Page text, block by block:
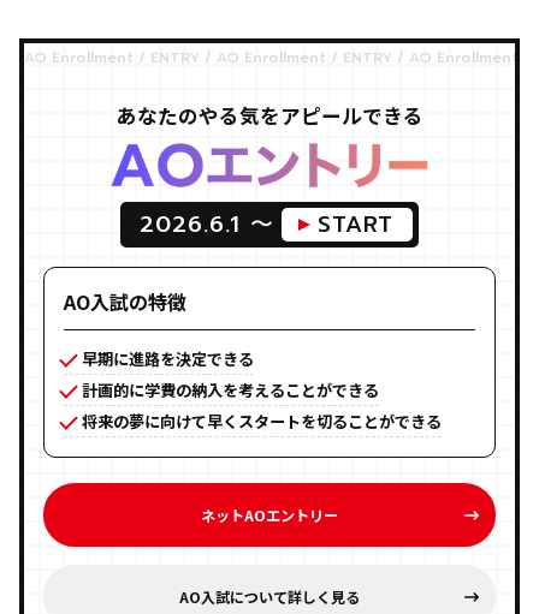
あなたのやる気をアピールできる
2026.6.1 〜 START
AO入試の特徴
早期に進路を決定できる
計画的に学費の納入を考えることができる
将来の夢に向けて早くスタートを切ることができる
ネットAOエントリー
AO入試について詳しく見る